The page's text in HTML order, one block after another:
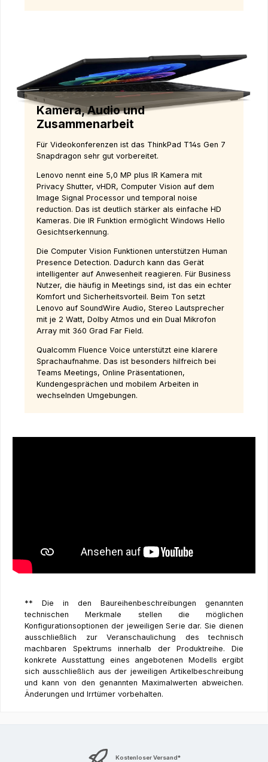
Kamera, Audio und
Zusammenarbeit
Für Videokonferenzen ist das ThinkPad T14s Gen 7
Snapdragon sehr gut vorbereitet.
Lenovo nennt eine 5,0 MP plus IR Kamera mit
Privacy Shutter, vHDR, Computer Vision auf dem
Image Signal Processor und temporal noise
reduction. Das ist deutlich stärker als einfache HD
Kameras. Die IR Funktion ermöglicht Windows Hello
Gesichtserkennung.
Die Computer Vision Funktionen unterstützen Human
Presence Detection. Dadurch kann das Gerät
intelligenter auf Anwesenheit reagieren. Für Business
Nutzer, die häufig in Meetings sind, ist das ein echter
Komfort und Sicherheitsvorteil. Beim Ton setzt
Lenovo auf SoundWire Audio, Stereo Lautsprecher
mit je 2 Watt, Dolby Atmos und ein Dual Mikrofon
Array mit 360 Grad Far Field.
Qualcomm Fluence Voice unterstützt eine klarere
Sprachaufnahme. Das ist besonders hilfreich bei
Teams Meetings, Online Präsentationen,
Kundengesprächen und mobilem Arbeiten in
wechselnden Umgebungen.
** Die in den Baureihenbeschreibungen genannten
technischen Merkmale stellen die möglichen
Konfigurationsoptionen der jeweiligen Serie dar. Sie dienen
ausschließlich zur Veranschaulichung des technisch
machbaren Spektrums innerhalb der Produktreihe. Die
konkrete Ausstattung eines angebotenen Modells ergibt
sich ausschließlich aus der jeweiligen Artikelbeschreibung
und kann von den genannten Maximalwerten abweichen.
Änderungen und Irrtümer vorbehalten.
Kostenloser Versand*